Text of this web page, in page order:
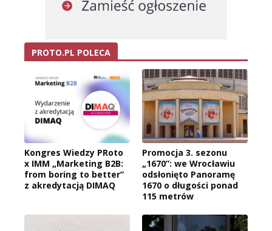
PROTO.PL POLECA
Kongres Wiedzy PRoto
x IMM „Marketing B2B:
from boring to better”
z akredytacją DIMAQ
Promocja 3. sezonu
„1670”: we Wrocławiu
odsłonięto Panoramę
1670 o długości ponad
115 metrów